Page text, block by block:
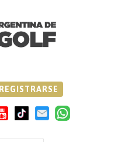
REGISTRARSE